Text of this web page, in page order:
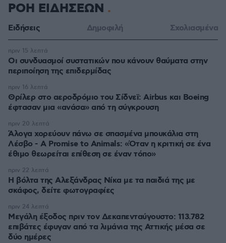
ΡΟΗ ΕΙΔΗΣΕΩΝ
Ειδήσεις Δημοφιλή Σχολιασμένα
Οι συνδυασμοί συστατικών που κάνουν θαύματα στην
περιποίηση της επιδερμίδας
πριν 15 λεπτά
Θρίλερ στο αεροδρόμιο του Σίδνεϊ: Airbus και Boeing
έφτασαν μια «ανάσα» από τη σύγκρουση
πριν 16 λεπτά
Άλογα χορεύουν πάνω σε σπασμένα μπουκάλια στη
Λέσβο - A Promise to Animals: «Όταν η κριτική σε ένα
έθιμο θεωρείται επίθεση σε έναν τόπο»
πριν 20 λεπτά
Η βόλτα της Αλεξάνδρας Νίκα με τα παιδιά της με
σκάφος, δείτε φωτογραφίες
πριν 22 λεπτά
Μεγάλη έξοδος πριν τον Δεκαπενταύγουστο: 113.782
επιβάτες έφυγαν από τα λιμάνια της Αττικής μέσα σε
δύο ημέρες
πριν 24 λεπτά